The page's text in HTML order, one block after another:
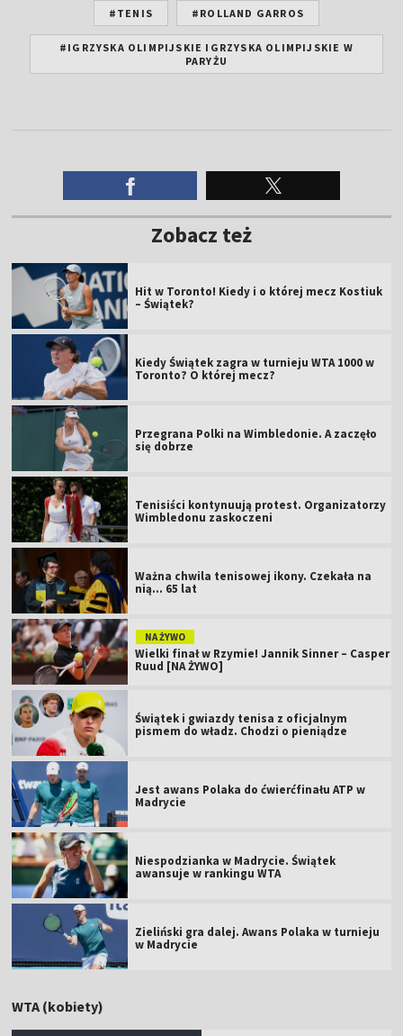
#TENIS #ROLLAND GARROS
#IGRZYSKA OLIMPIJSKIE IGRZYSKA OLIMPIJSKIE W
PARYŻU
Zobacz też
Hit w Toronto! Kiedy i o której mecz Kostiuk
– Świątek?
Kiedy Świątek zagra w turnieju WTA 1000 w
Toronto? O której mecz?
Przegrana Polki na Wimbledonie. A zaczęło
się dobrze
Tenisiści kontynuują protest. Organizatorzy
Wimbledonu zaskoczeni
Ważna chwila tenisowej ikony. Czekała na
nią... 65 lat
NA ŻYWO
Wielki finał w Rzymie! Jannik Sinner – Casper
Ruud [NA ŻYWO]
Świątek i gwiazdy tenisa z oficjalnym
pismem do władz. Chodzi o pieniądze
Jest awans Polaka do ćwierćfinału ATP w
Madrycie
Niespodzianka w Madrycie. Świątek
awansuje w rankingu WTA
Zieliński gra dalej. Awans Polaka w turnieju
w Madrycie
WTA (kobiety)